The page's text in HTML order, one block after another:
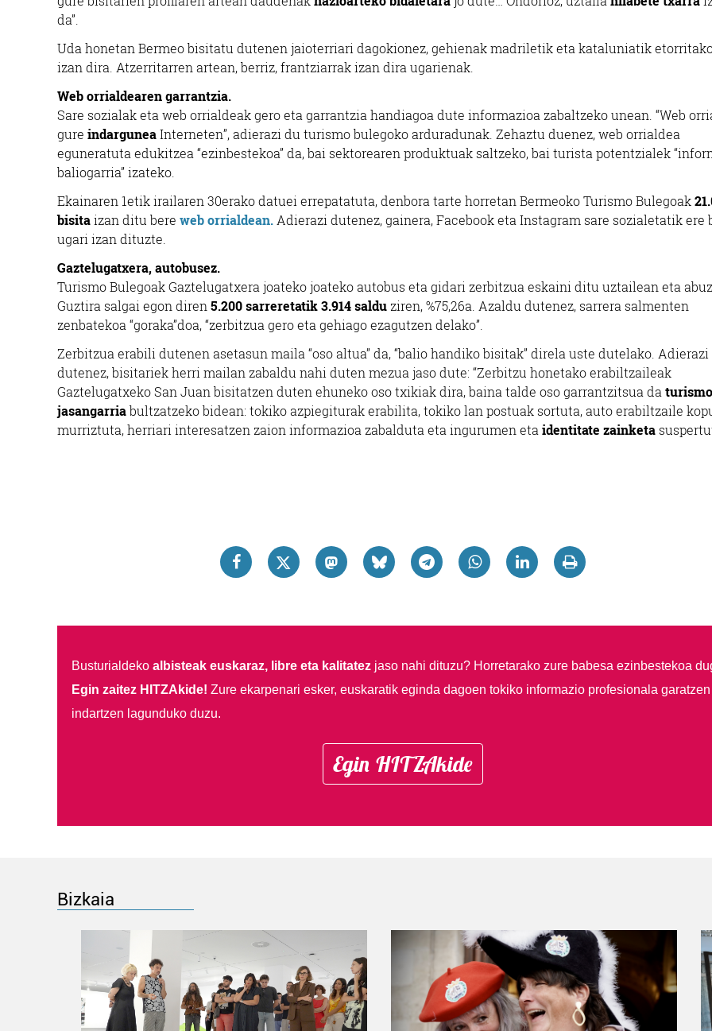
da”.
Uda honetan Bermeo bisitatu dutenen jaioterriari dagokionez, gehienak madriletik eta kataluniatik
izan dira. Atzerritarren artean, berriz, frantziarrak izan dira ugarienak.
Web orrialdearen garrantzia.
Sare sozialak eta web orrialdeak gero eta garrantzia handiagoa dute informazioa zabaltzeko unean. “Web
gure indarguneaInterneten”, adierazi du turismo bulegoko arduradunak. Zehaztu duenez, web orrialdea
eguneratuta edukitzea “ezinbestekoa” da, bai sektorearen produktuak saltzeko, bai turista potentzialek
baliogarria” izateko.
Ekainaren 1etik irailaren 30erako datuei errepatatuta, denbora tarte horretan Bermeoko Turismo Bulegoak
bisitaizan ditu bere web orrialdean. Adierazi dutenez, gainera, Facebook eta Instagram sare sozialetatik ere
ugari izan dituzte.
Gaztelugatxera, autobusez.
Turismo Bulegoak Gaztelugatxera joateko joateko autobus eta gidari zerbitzua eskaini ditu uztailean eta
Guztira salgai egon diren 5.200 sarreretatik 3.914 saldu ziren, %75,26a. Azaldu dutenez, sarrera salmenten
zenbatekoa “goraka”doa, “zerbitzua gero eta gehiago ezagutzen delako”.
Zerbitzua erabili dutenen asetasun maila “oso altua” da, “balio handiko bisitak” direla uste dutelako. Adierazi
dutenez, bisitariek herri mailan zabaldu nahi duten mezua jaso dute: “Zerbitzu honetako erabiltzaileak
Gaztelugatxeko San Juan bisitatzen duten ehuneko oso txikiak dira, baina talde oso garrantzitsua da turismo
jasangarriabultzatzeko bidean: tokiko azpiegiturak erabilita, tokiko lan postuak sortuta, auto erabiltzaile
murriztuta, herriari interesatzen zaion informazioa zabalduta eta ingurumen eta identitate zainketa
Busturialdeko albisteak euskaraz, libre eta kalitatezjaso nahi dituzu? Horretarako zure babesa ezinbestekoa
Egin zaitez HITZAkide! Zure ekarpenari esker, euskaratik eginda dagoen tokiko informazio profesionala garatzen
indartzen lagunduko duzu.
Egin HITZAkide
Bizkaia